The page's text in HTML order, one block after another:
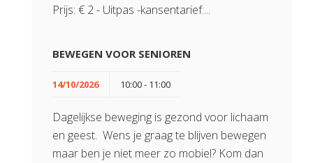
Prijs: € 2 - Uitpas -kansentarief:...
BEWEGEN VOOR SENIOREN
14/10/2026 10:00 - 11:00
Dagelijkse beweging is gezond voor lichaam
en geest. Wens je graag te blijven bewegen
maar ben je niet meer zo mobiel? Kom dan